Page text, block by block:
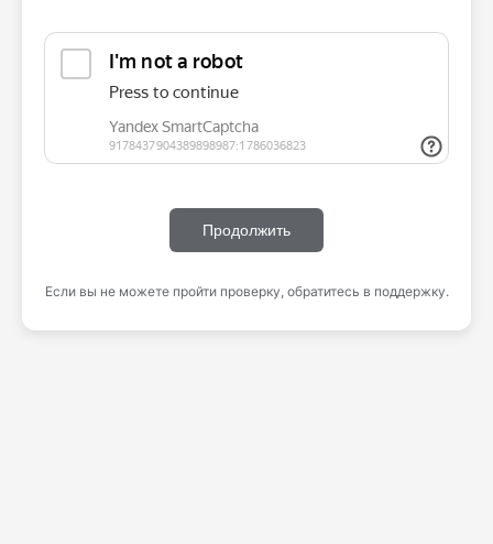
Продолжить
Если вы не можете пройти проверку, обратитесь в поддержку.